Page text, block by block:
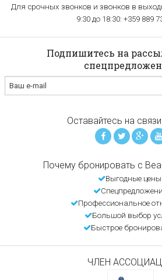
Для срочных звонков и звонков в
9:30 до 18:30: +359 889
Подпишитесь на
Оставайтесь на
Почему бронировать с
Выгодные цены
Профессиональное
Большой выбор
Быстрое
ЧЛЕН